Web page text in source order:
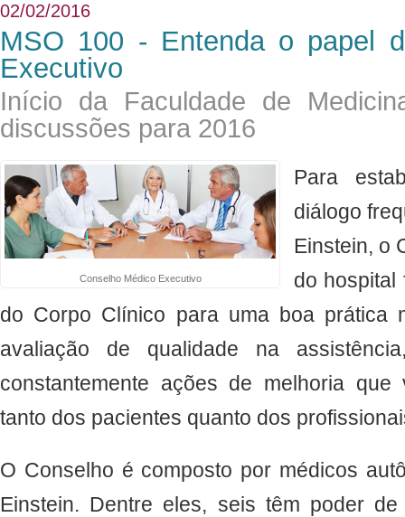
02/02/2016
MSO 100 - Entenda o papel
Executivo
Início da Faculdade de
discussões para 2016
Conselho Médico Executivo
Para
diálogo
Einstein, o
do hospital
do Corpo Clínico para uma boa prática
avaliação de qualidade na
constantemente ações de melhoria
tanto dos pacientes quanto dos
O Conselho é composto por médicos
Einstein. Dentre eles, seis têm poder